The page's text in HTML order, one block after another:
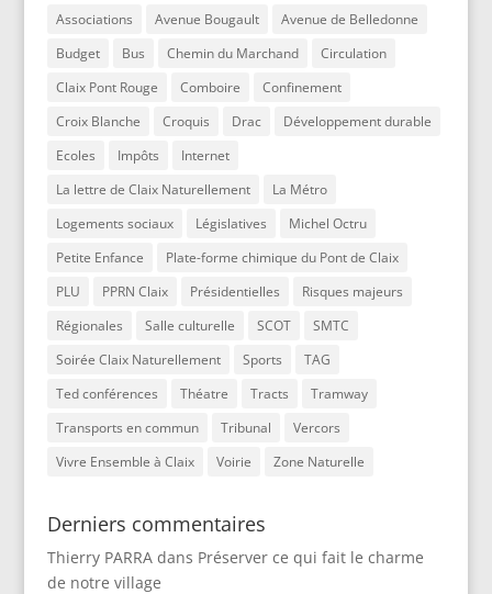
Associations Avenue Bougault
Avenue de Belledonne
Budget
Bus Chemin du Marchand
Circulation
Claix Pont Rouge
Comboire
Confinement
Croix Blanche
Croquis Drac
Développement durable
Ecoles
Impôts
Internet
La lettre de Claix Naturellement
La Métro
Logements sociaux
Législatives
Michel Octru
Petite Enfance
Plate-forme chimique du Pont de Claix
PLU
PPRN Claix Présidentielles
Risques majeurs
Régionales
Salle culturelle SCOT
SMTC
Soirée Claix Naturellement
Sports
TAG
Ted conférences
Théatre Tracts
Tramway
Transports en commun
Tribunal
Vercors
Vivre Ensemble à Claix
Voirie Zone Naturelle
Derniers commentaires
Thierry PARRAdans Préserver ce qui fait le charme
de notre village